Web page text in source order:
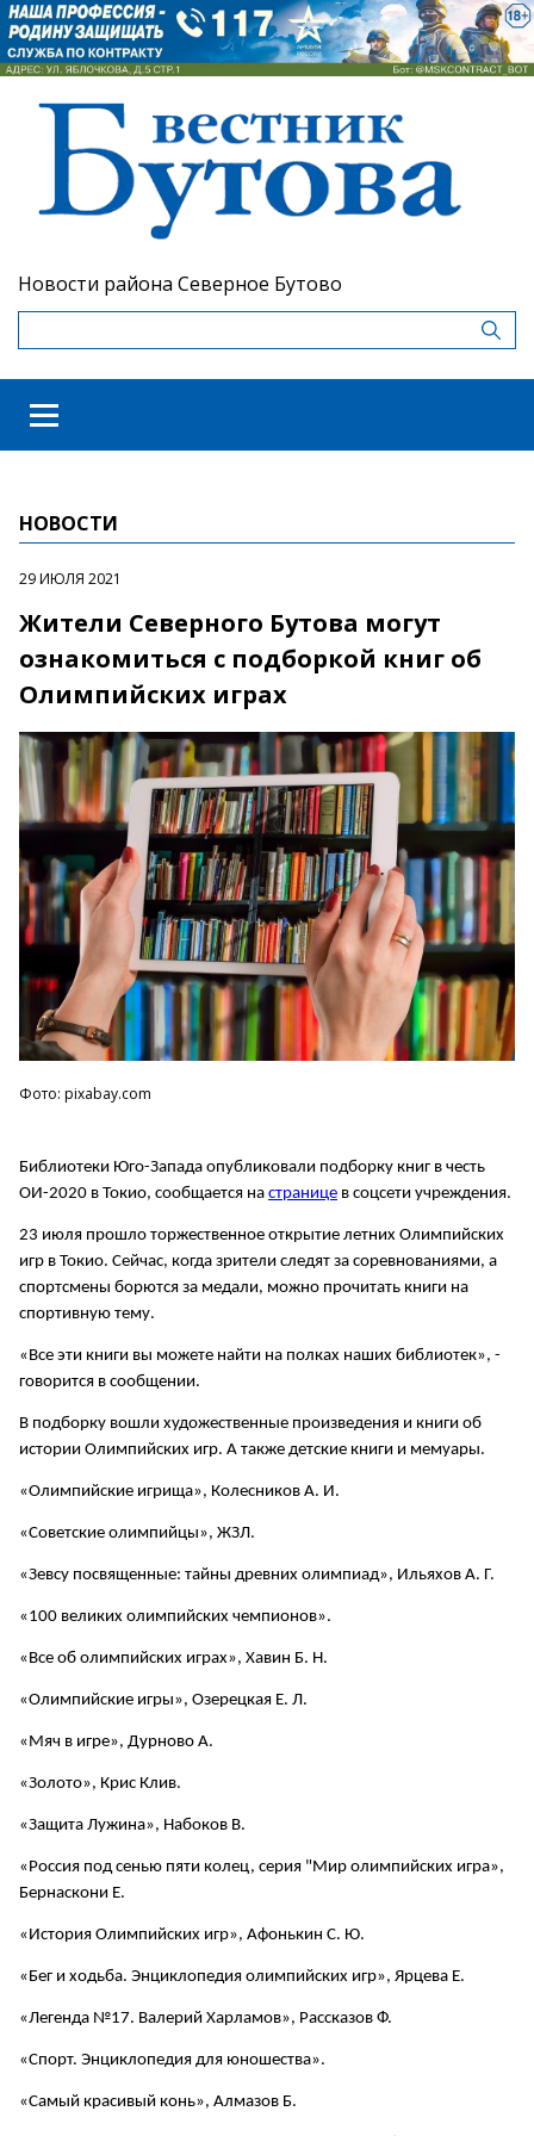
Новости района Северное Бутово
НОВОСТИ
29 ИЮЛЯ 2021
Жители Северного Бутова могут
ознакомиться с подборкой книг об
Олимпийских играх
Фото: pixabay.com
Библиотеки Юго-Запада опубликовали подборку книг в честь
ОИ-2020 в Токио, сообщается на странице в соцсети учреждения.
23 июля прошло торжественное открытие летних Олимпийских
игр в Токио. Сейчас, когда зрители следят за соревнованиями, а
спортсмены борются за медали, можно прочитать книги на
спортивную тему.
«Все эти книги вы можете найти на полках наших библиотек», -
говорится в сообщении.
В подборку вошли художественные произведения и книги об
истории Олимпийских игр. А также детские книги и мемуары.
«Олимпийские игрища», Колесников А. И.
«Советские олимпийцы», ЖЗЛ.
«Зевсу посвященные: тайны древних олимпиад», Ильяхов А. Г.
«100 великих олимпийских чемпионов».
«Все об олимпийских играх», Хавин Б. Н.
«Олимпийские игры», Озерецкая Е. Л.
«Мяч в игре», Дурново А.
«Золото», Крис Клив.
«Защита Лужина», Набоков В.
«Россия под сенью пяти колец, серия "Мир олимпийских игра»,
Бернаскони Е.
«История Олимпийских игр», Афонькин С. Ю.
«Бег и ходьба. Энциклопедия олимпийских игр», Ярцева Е.
«Легенда №17. Валерий Харламов», Рассказов Ф.
«Спорт. Энциклопедия для юношества».
«Самый красивый конь», Алмазов Б.